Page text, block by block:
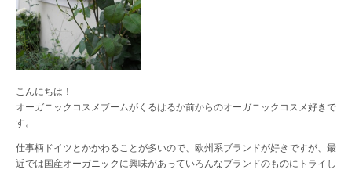
こんにちは！
オーガニックコスメブームがくるはるか前からのオーガニックコスメ好きで
す。
仕事柄ドイツとかかわることが多いので、欧州系ブランドが好きですが、最
近では国産オーガニックに興味があっていろんなブランドのものにトライし